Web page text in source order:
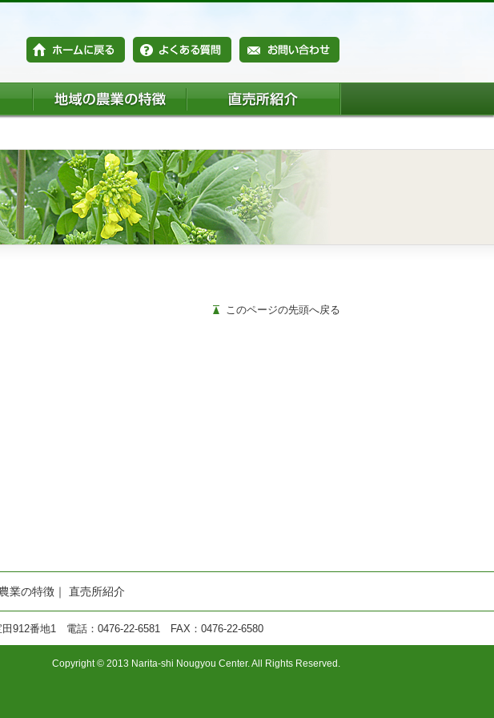
このページの先頭へ戻る
業の特徴 ｜ 直売所紹介
912番地1 電話：0476-22-6581 FAX：0476-22-6580
Copyright © 2013 Narita-shi Nougyou Center. All Rights Reserved.